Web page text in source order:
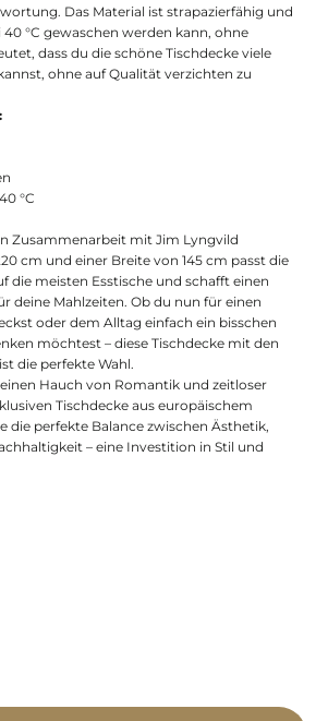
Das Material ist strapazierfähig und
40 °C gewaschen werden kann, ohne
dass du die schöne Tischdecke viele
ohne auf Qualität verzichten zu
40 °C
Zusammenarbeit mit Jim Lyngvild
cm und einer Breite von 145 cm passt die
die meisten Esstische und schafft einen
deine Mahlzeiten. Ob du nun für einen
oder dem Alltag einfach ein bisschen
möchtest – diese Tischdecke mit den
die perfekte Wahl.
Hauch von Romantik und zeitloser
Tischdecke aus europäischem
die perfekte Balance zwischen Ästhetik,
– eine Investition in Stil und